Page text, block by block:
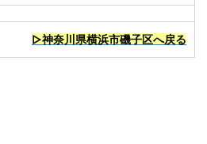
▷神奈川県横浜市磯子区へ戻る